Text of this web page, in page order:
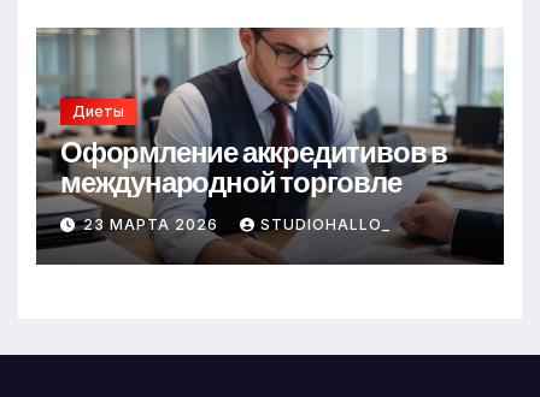
Диеты
Оформление аккредитивов в
международной торговле
23 МАРТА 2026 STUDIOHALLO_